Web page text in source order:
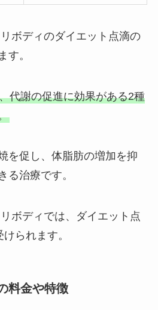
ボディのダイエット点滴の
す。
代謝の促進に効果がある2種
を促し、体脂肪の増加を抑
る治療です。
ボディでは、ダイエット点
られます。
料金や特徴